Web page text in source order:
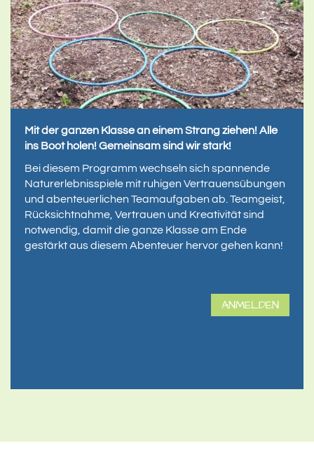
Mit der ganzen Klasse an einem Strang ziehen! Alle
ins Boot holen! Gemeinsam sind wir stark!
Bei diesem Programm wechseln sich spannende
Naturerlebnisspiele mit ruhigen Vertrauensübungen
und abenteuerlichen Teamaufgaben ab. Teamgeist,
Rücksichtnahme, Vertrauen und Kreativität sind
notwendig, damit die ganze Klasse am Ende
gestärkt aus diesem Abenteuer hervor gehen kann!
ANMELDEN